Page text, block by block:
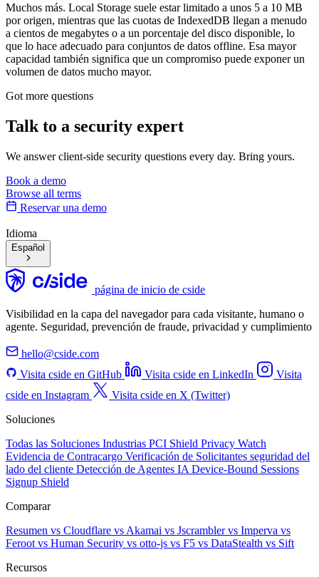
Muchos más. Local Storage suele estar limitado a unos 5 a 10 MB
por origen, mientras que las cuotas de IndexedDB llegan a menudo
a cientos de megabytes o a un porcentaje del disco disponible, lo
que lo hace adecuado para conjuntos de datos offline. Esa mayor
capacidad también significa que un compromiso puede exponer un
volumen de datos mucho mayor.
Got more questions
Talk to a security expert
We answer client-side security questions every day. Bring yours.
Book a demo
Browse all terms
Reservar una demo
Idioma
Español
página de inicio de cside
Visibilidad en la capa del navegador para cada visitante, humano o
agente. Seguridad, prevención de fraude, privacidad y cumplimiento
hello@cside.com
Visita cside en GitHub
Visita cside en LinkedIn
Visita
cside en Instagram
Visita cside en X (Twitter)
Soluciones
Todas las Soluciones Industrias PCI Shield Privacy Watch
Evidencia de Contracargo Verificación de Solicitantes seguridad del
lado del cliente Detección de Agentes IA Device-Bound Sessions
Signup Shield
Comparar
Resumen vs Cloudflare vs Akamai vs Jscramblervs Imperva vs
Feroot vs Human Security vs otto-js vs F5 vs DataStealth vs Sift
Recursos